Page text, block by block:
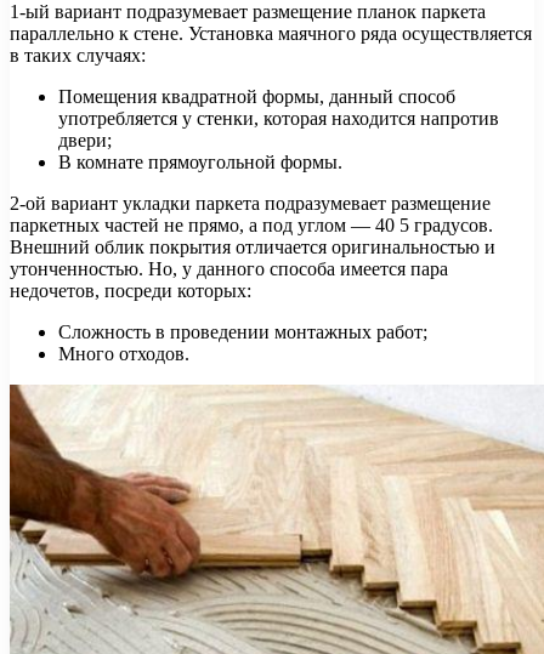
1-ый вариант подразумевает размещение планок паркета
параллельно к стене. Установка маячного ряда осуществляется
в таких случаях:
Помещения квадратной формы, данный способ
употребляется у стенки, которая находится напротив
двери;
В комнате прямоугольной формы.
2-ой вариант укладки паркета подразумевает размещение
паркетных частей не прямо, а под углом — 40 5 градусов.
Внешний облик покрытия отличается оригинальностью и
утонченностью. Но, у данного способа имеется пара
недочетов, посреди которых:
Сложность в проведении монтажных работ;
Много отходов.